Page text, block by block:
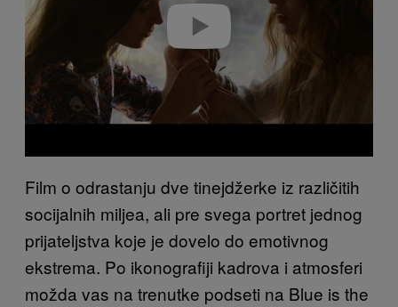
Film o odrastanju dve tinejdžerke iz različitih
socijalnih miljea, ali pre svega portret jednog
prijateljstva koje je dovelo do emotivnog
ekstrema. Po ikonografiji kadrova i atmosferi
možda vas na trenutke podseti na Blue is the